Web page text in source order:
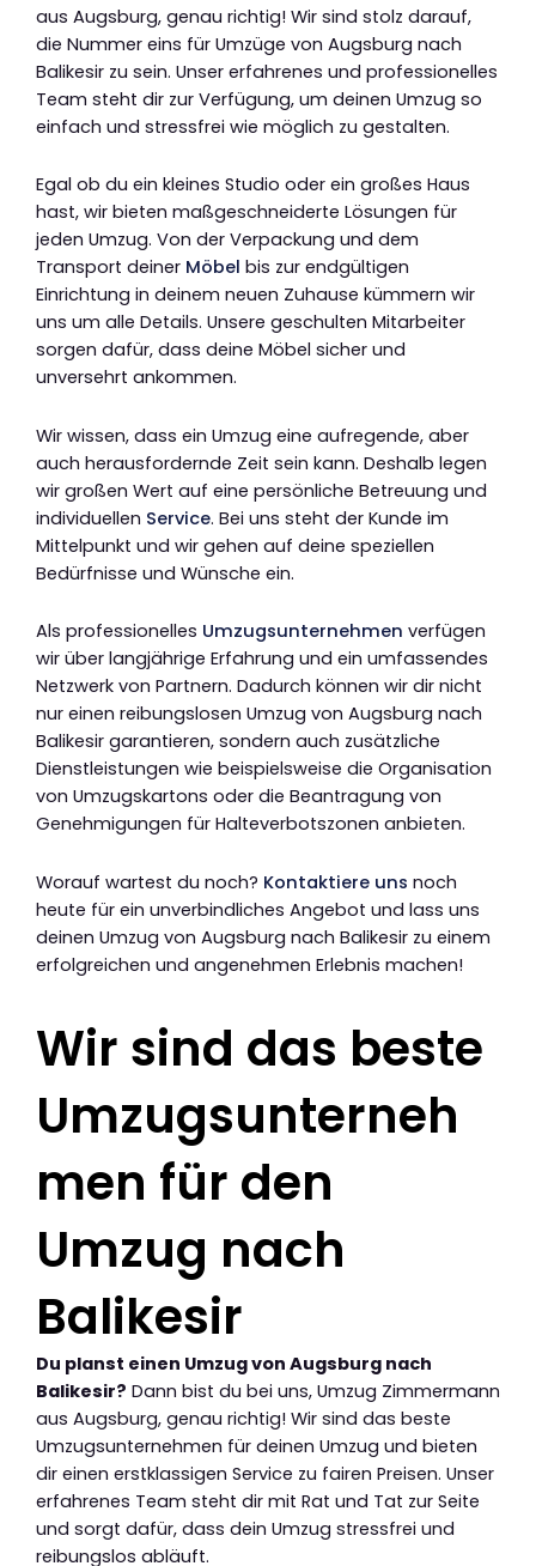
aus Augsburg, genau richtig! Wir sind stolz darauf,
die Nummer eins für Umzüge von Augsburg nach
Balikesir zu sein. Unser erfahrenes und professionelles
Team steht dir zur Verfügung, um deinen Umzug so
einfach und stressfrei wie möglich zu gestalten.
Egal ob du ein kleines Studio oder ein großes Haus
hast, wir bieten maßgeschneiderte Lösungen für
jeden Umzug. Von der Verpackung und dem
Transport deiner Möbel bis zur endgültigen
Einrichtung in deinem neuen Zuhause kümmern wir
uns um alle Details. Unsere geschulten Mitarbeiter
sorgen dafür, dass deine Möbel sicher und
unversehrt ankommen.
Wir wissen, dass ein Umzug eine aufregende, aber
auch herausfordernde Zeit sein kann. Deshalb legen
wir großen Wert auf eine persönliche Betreuung und
individuellen Service. Bei uns steht der Kunde im
Mittelpunkt und wir gehen auf deine speziellen
Bedürfnisse und Wünsche ein.
Als professionelles Umzugsunternehmen verfügen
wir über langjährige Erfahrung und ein umfassendes
Netzwerk von Partnern. Dadurch können wir dir nicht
nur einen reibungslosen Umzug von Augsburg nach
Balikesir garantieren, sondern auch zusätzliche
Dienstleistungen wie beispielsweise die Organisation
von Umzugskartons oder die Beantragung von
Genehmigungen für Halteverbotszonen anbieten.
Worauf wartest du noch? Kontaktiere uns noch
heute für ein unverbindliches Angebot und lass uns
deinen Umzug von Augsburg nach Balikesir zu einem
erfolgreichen und angenehmen Erlebnis machen!
Wir sind das beste
Umzugsunterneh
men für den
Umzug nach
Balikesir
Du planst einen Umzug von Augsburg nach
Balikesir? Dann bist du bei uns, Umzug Zimmermann
aus Augsburg, genau richtig! Wir sind das beste
Umzugsunternehmen für deinen Umzug und bieten
dir einen erstklassigen Service zu fairen Preisen. Unser
erfahrenes Team steht dir mit Rat und Tat zur Seite
und sorgt dafür, dass dein Umzug stressfrei und
reibungslos abläuft.